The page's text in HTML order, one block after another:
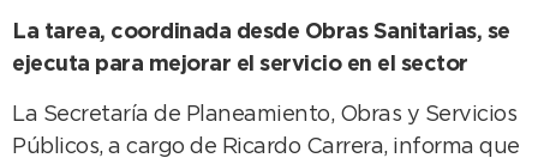
La tarea, coordinada desde Obras Sanitarias, se
ejecuta para mejorar el servicio en el sector
La Secretaría de Planeamiento, Obras y Servicios
Públicos, a cargo de Ricardo Carrera, informa que